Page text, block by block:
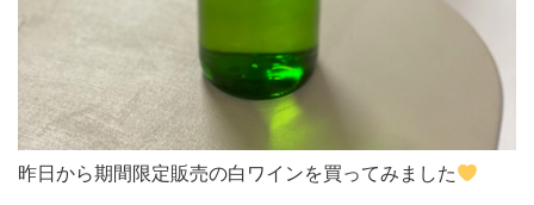
昨日から期間限定販売の白ワインを買ってみました